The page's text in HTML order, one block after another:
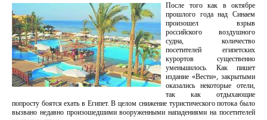
После того как в октябре
прошлого года над Синаем
произошел взрыв
российского воздушного
судна, количество
посетителей египетских
курортов существенно
уменьшилось. Как пишет
издание «Вести», закрытыми
оказались некоторые отели,
так как отдыхающие
попросту боятся ехать в Египет. В целом снижение туристического потока было
вызвано недавно произошедшими вооруженными нападениями на посетителей